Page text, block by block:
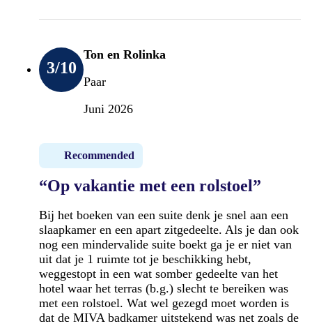
3/10
Ton en Rolinka
Paar
Juni 2026
Recommended
“Op vakantie met een rolstoel”
Bij het boeken van een suite denk je snel aan een
slaapkamer en een apart zitgedeelte. Als je dan ook
nog een mindervalide suite boekt ga je er niet van
uit dat je 1 ruimte tot je beschikking hebt,
weggestopt in een wat somber gedeelte van het
hotel waar het terras (b.g.) slecht te bereiken was
met een rolstoel. Wat wel gezegd moet worden is
dat de MIVA badkamer uitstekend was net zoals de